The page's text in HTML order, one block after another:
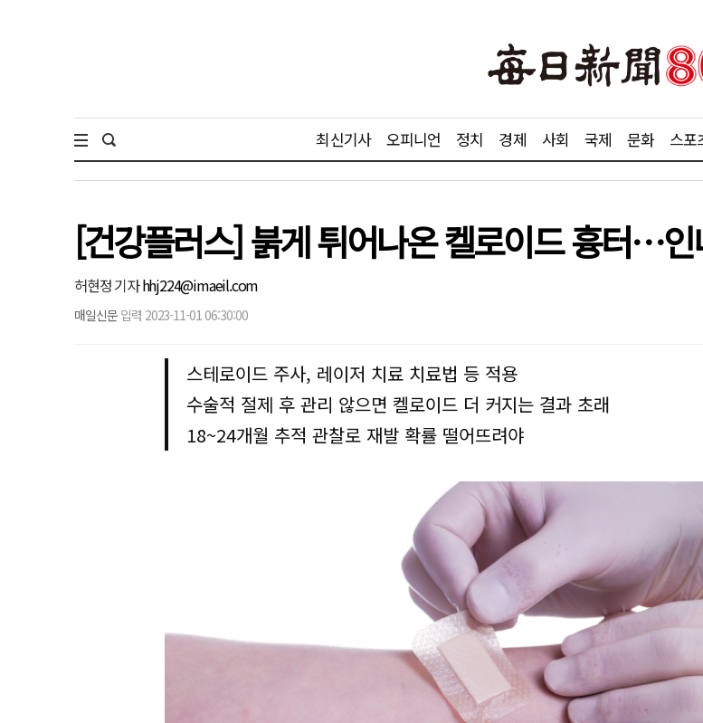
최신기사 오피니언 정치 경제 사회 국제 문화 스포
[건강플러스] 붉게 튀어나온 켈로이드 흉터…
허현정 기자hhj224@imaeil.com
매일신문 입력 2023-11-01 06:30:00
스테로이드 주사, 레이저 치료 치료법 등 적용
수술적 절제 후 관리 않으면 켈로이드 더 커지는 결과 초래
18~24개월 추적 관찰로 재발 확률 떨어뜨려야